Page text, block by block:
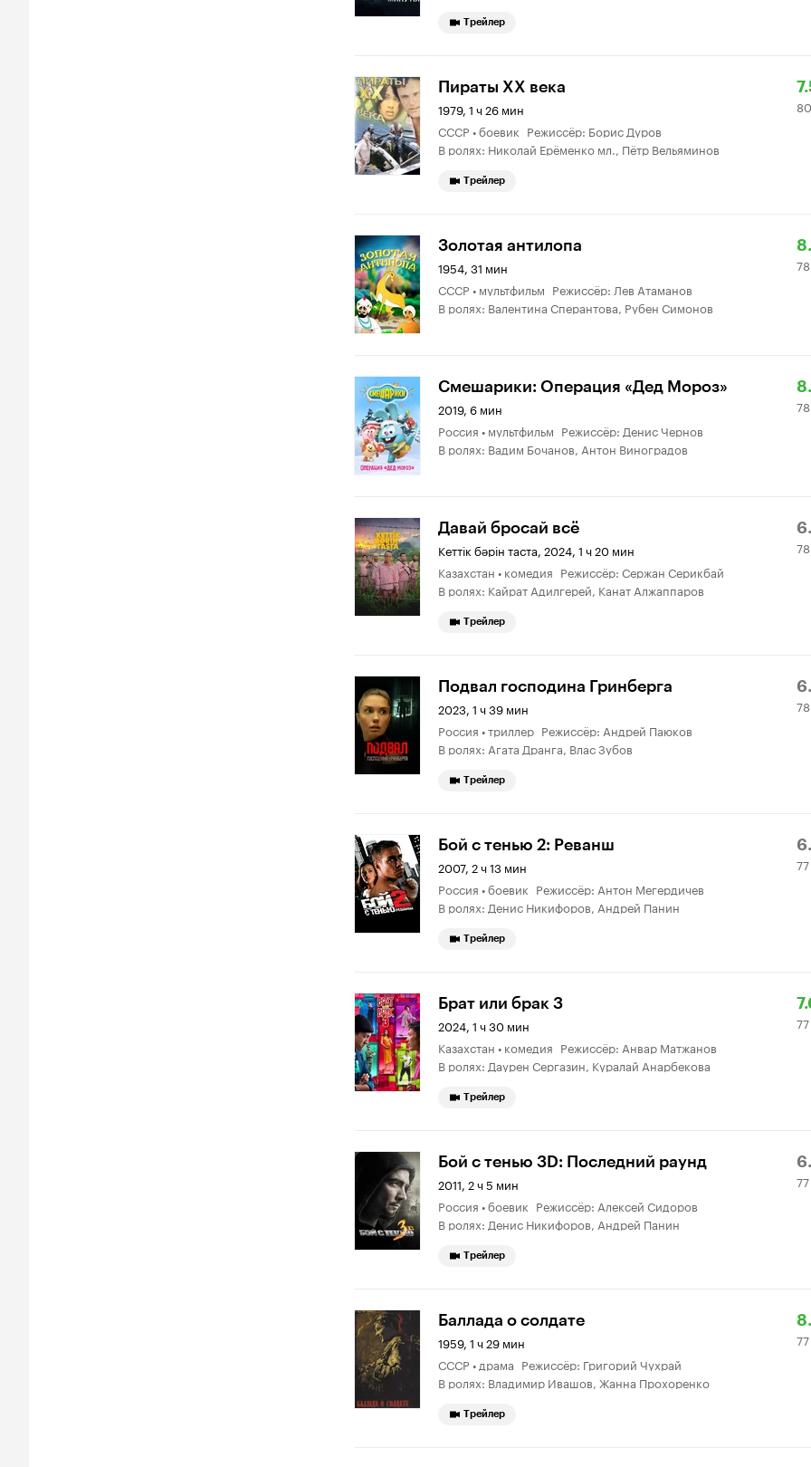
Трейлер
Пираты ХХ века
1979, 1 ч 26 мин
СССР • боевик Режиссёр: Борис Дуров
В ролях: Николай Ерёменко мл., Пётр Вельяминов
Трейлер
Золотая антилопа
1954, 31 мин
СССР • мультфильм Режиссёр: Лев Атаманов
В ролях: Валентина Сперантова, Рубен Симонов
Смешарики: Операция «Дед Мороз»
2019, 6 мин
Россия • мультфильм Режиссёр: Денис Чернов
В ролях: Вадим Бочанов, Антон Виноградов
Давай бросай всё
Кеттiк бәрін таста, 2024, 1 ч 20 мин
Казахстан • комедия Режиссёр: Сержан Серикбай
В ролях: Кайрат Адилгерей, Канат Алжаппаров
78
Трейлер
Подвал господина Гринберга
2023, 1 ч 39 мин
Россия • триллер Режиссёр: Андрей Паюков
В ролях: Агата Дранга, Влас Зубов
Трейлер
Бой с тенью 2: Реванш
2007, 2 ч 13 мин
Россия • боевик Режиссёр: Антон Мегердичев
В ролях: Денис Никифоров, Андрей Панин
77
Трейлер
Брат или брак 3
2024, 1 ч 30 мин
Казахстан • комедия Режиссёр: Анвар Матжанов
В ролях: Даурен Сергазин, Куралай Анарбекова
77
Трейлер
Бой с тенью 3D: Последний раунд
2011, 2 ч 5 мин
Россия • боевик Режиссёр: Алексей Сидоров
В ролях: Денис Никифоров, Андрей Панин
77
Трейлер
Баллада о солдате
1959, 1 ч 29 мин
СССР • драма Режиссёр: Григорий Чухрай
В ролях: Владимир Ивашов, Жанна Прохоренко
77
Трейлер